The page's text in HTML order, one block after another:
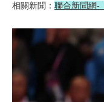
相關新聞： 聯合新聞網-